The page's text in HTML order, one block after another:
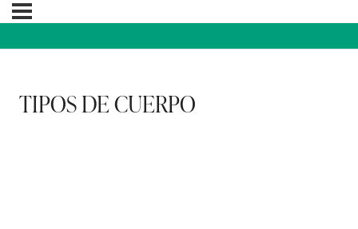
TIPOS DE CUERPO